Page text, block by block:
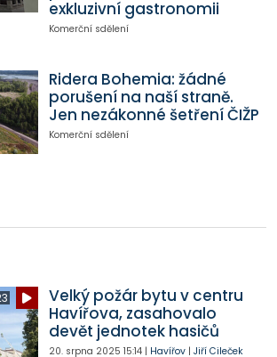
exkluzivní gastronomii
Komerční sdělení
Ridera Bohemia: žádné
porušení na naší straně.
Jen nezákonné šetření ČIŽP
Komerční sdělení
Velký požár bytu v centru
Havířova, zasahovalo
devět jednotek hasičů
20. srpna 2025 15:14| Havířov| Jiří Cileček